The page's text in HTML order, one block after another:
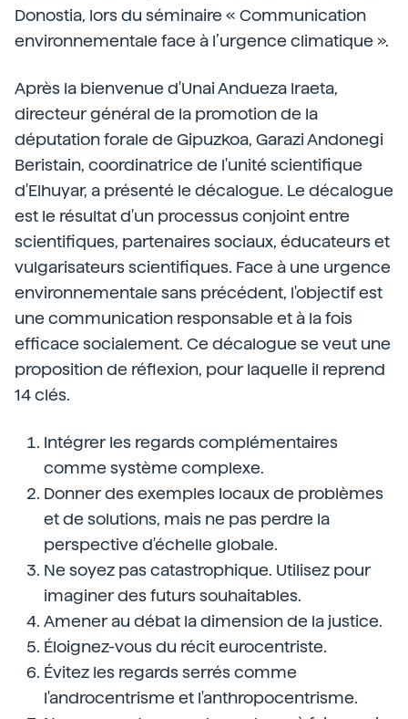
Donostia, lors du séminaire « Communication
environnementale face à l’urgence climatique ».
Après la bienvenue d'Unai Andueza Iraeta,
directeur général de la promotion de la
députation forale de Gipuzkoa, Garazi Andonegi
Beristain, coordinatrice de l'unité scientifique
d'Elhuyar, a présenté le décalogue. Le décalogue
est le résultat d'un processus conjoint entre
scientifiques, partenaires sociaux, éducateurs et
vulgarisateurs scientifiques. Face à une urgence
environnementale sans précédent, l'objectif est
une communication responsable et à la fois
efficace socialement. Ce décalogue se veut une
proposition de réflexion, pour laquelle il reprend
14 clés.
Intégrer les regards complémentaires
comme système complexe.
Donner des exemples locaux de problèmes
et de solutions, mais ne pas perdre la
perspective d'échelle globale.
Ne soyez pas catastrophique. Utilisez pour
imaginer des futurs souhaitables.
Amener au débat la dimension de la justice.
Éloignez-vous du récit eurocentriste.
Évitez les regards serrés comme
l'androcentrisme et l'anthropocentrisme.